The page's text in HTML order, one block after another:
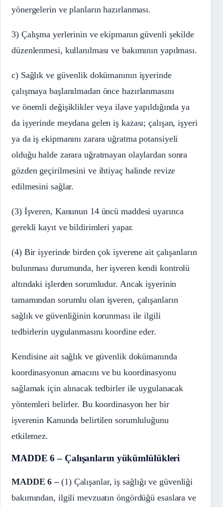
yönergelerin ve planların hazırlanması.
3) Çalışma yerlerinin ve ekipmanın güvenli şekilde
düzenlenmesi, kullanılması ve bakımının yapılması.
c) Sağlık ve güvenlik dokümanının işyerinde
çalışmaya başlanılmadan önce hazırlanmasını
ve önemli değişiklikler veya ilave yapıldığında ya
da işyerinde meydana gelen iş kazası; çalışan, işyeri
ya da iş ekipmanını zarara uğratma potansiyeli
olduğu halde zarara uğratmayan olaylardan sonra
gözden geçirilmesini ve ihtiyaç halinde revize
edilmesini sağlar.
(3) İşveren, Kanunun 14 üncü maddesi uyarınca
gerekli kayıt ve bildirimleri yapar.
(4) Bir işyerinde birden çok işverene ait çalışanların
bulunması durumunda, her işveren kendi kontrolü
altındaki işlerden sorumludur. Ancak işyerinin
tamamından sorumlu olan işveren, çalışanların
sağlık ve güvenliğinin korunması ile ilgili
tedbirlerin uygulanmasını koordine eder.
Kendisine ait sağlık ve güvenlik dokümanında
koordinasyonun amacını ve bu koordinasyonu
sağlamak için alınacak tedbirler ile uygulanacak
yöntemleri belirler. Bu koordinasyon her bir
işverenin Kanunda belirtilen sorumluluğunu
etkilemez.
MADDE 6 – Çalışanların yükümlülükleri
MADDE 6 –(1) Çalışanlar, iş sağlığı ve güvenliği
bakımından, ilgili mevzuatın öngördüğü esaslara ve